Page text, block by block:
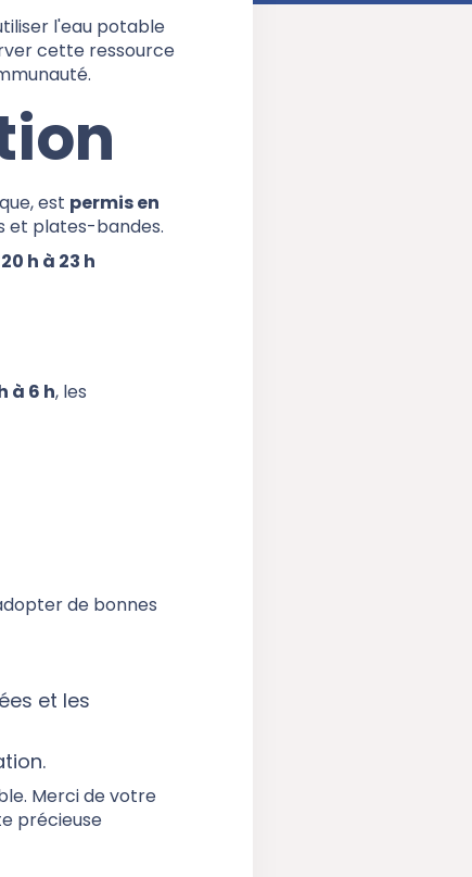
l'eau potable
cette ressource
est permis en
et plates-bandes.
h à 23 h
à 6 h, les
de bonnes
et les
Merci de votre
précieuse